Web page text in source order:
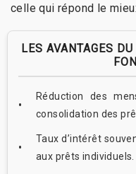
celle qui répond le
LES AVANTAGES
Réduction des
consolidation des
Taux d’intérêt
aux prêts individuels.